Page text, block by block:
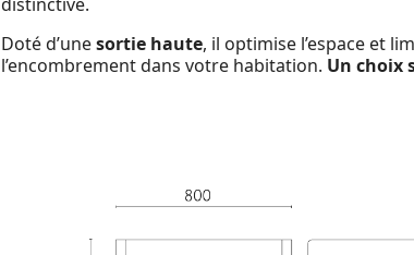
Doté d’unesortie haute, il optimise l’espace et
l’encombrement dans votre habitation. Un choix